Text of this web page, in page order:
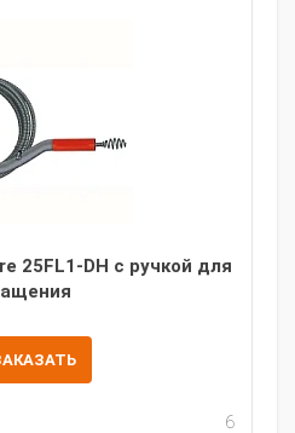
25FL1-DH с ручкой для
6